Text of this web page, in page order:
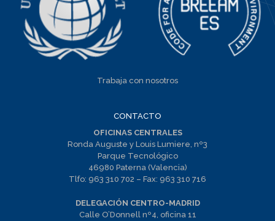
Trabaja con nosotros
CONTACTO
OFICINAS CENTRALES
Ronda Auguste y Louis Lumiere, nº3
Parque Tecnológico
46980 Paterna (Valencia)
Tlfo: 963 310 702 – Fax: 963 310 716
DELEGACIÓN CENTRO-MADRID
Calle O’Donnell nº4, oficina 11